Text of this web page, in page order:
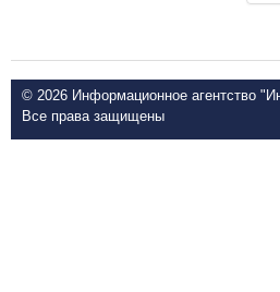
© 2026 Информационное агентство
Все права защищены